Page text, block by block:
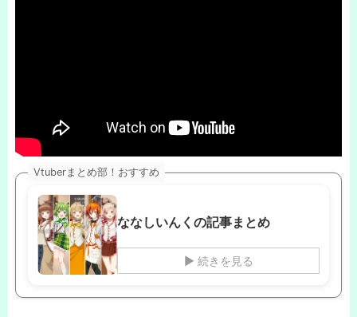
Vtuberまとめ部！おすすめ
ななしいんくの記事まとめ
▶ 続きを見る